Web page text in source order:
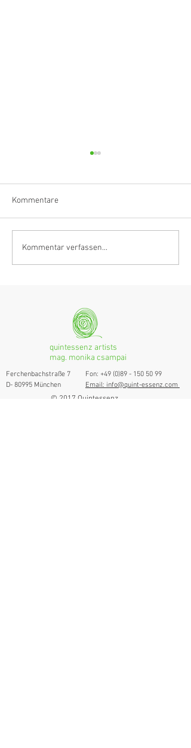
Klarinettistin, Tonmeisterin,
Grenzgängerin
Kommentare
Kommentar verfassen...
quintessenz artists
mag. monika csampai
Ferchenbachstraße 7
D- 80995 München
Fon: +49 (0)89 - 150 50 99
Email: info@quint-essenz.com
© 2017 Quintessenz